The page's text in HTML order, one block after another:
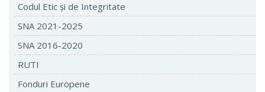
Codul Etic şi de Integritate
SNA 2021-2025
SNA 2016-2020
RUTI
Fonduri Europene